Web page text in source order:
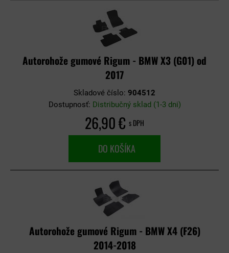
Autorohože gumové Rigum - BMW X3 (G01) od
2017
Skladové číslo: 904512
Dostupnosť: Distribučný sklad (1-3 dni)
26,90 € s DPH
DO KOŠÍKA
Autorohože gumové Rigum - BMW X4 (F26)
2014-2018